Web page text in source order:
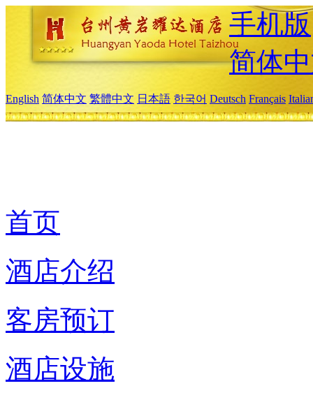
手机版
简体
English 简体中文 繁體中文 日本語 한국어 Deutsch Français
首页
酒店介绍
客房预订
酒店设施